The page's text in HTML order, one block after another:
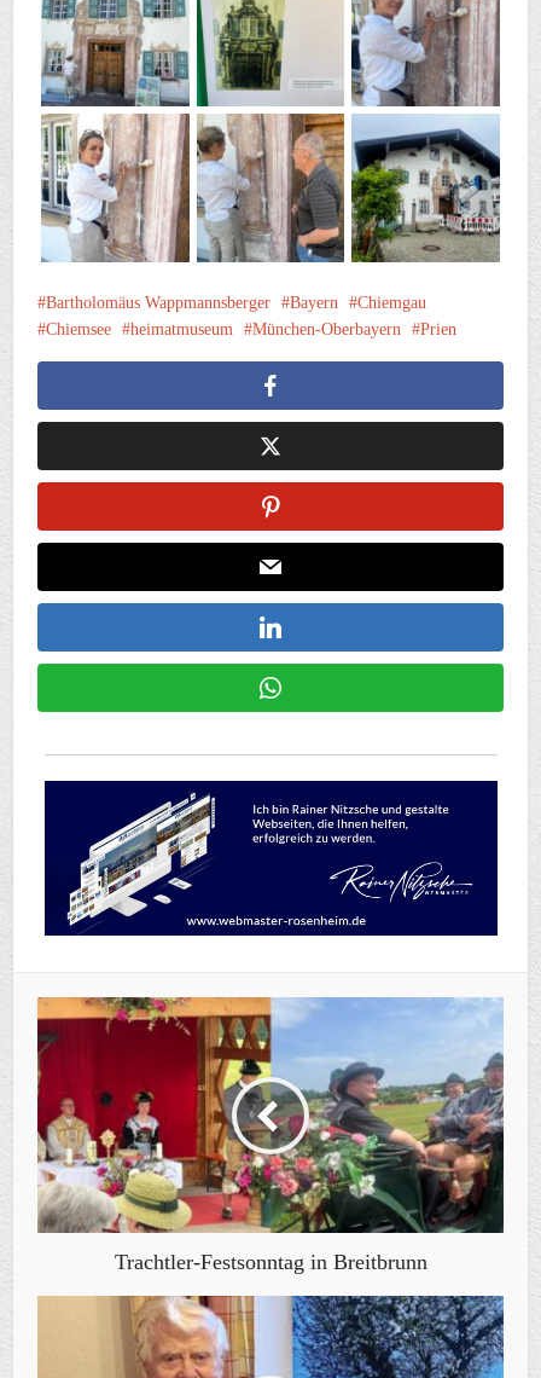
Bartholomäus Wappmannsberger Bayern
Chiemgau
Chiemsee
heimatmuseum München-Oberbayern Prien
Trachtler-Festsonntag in Breitbrunn